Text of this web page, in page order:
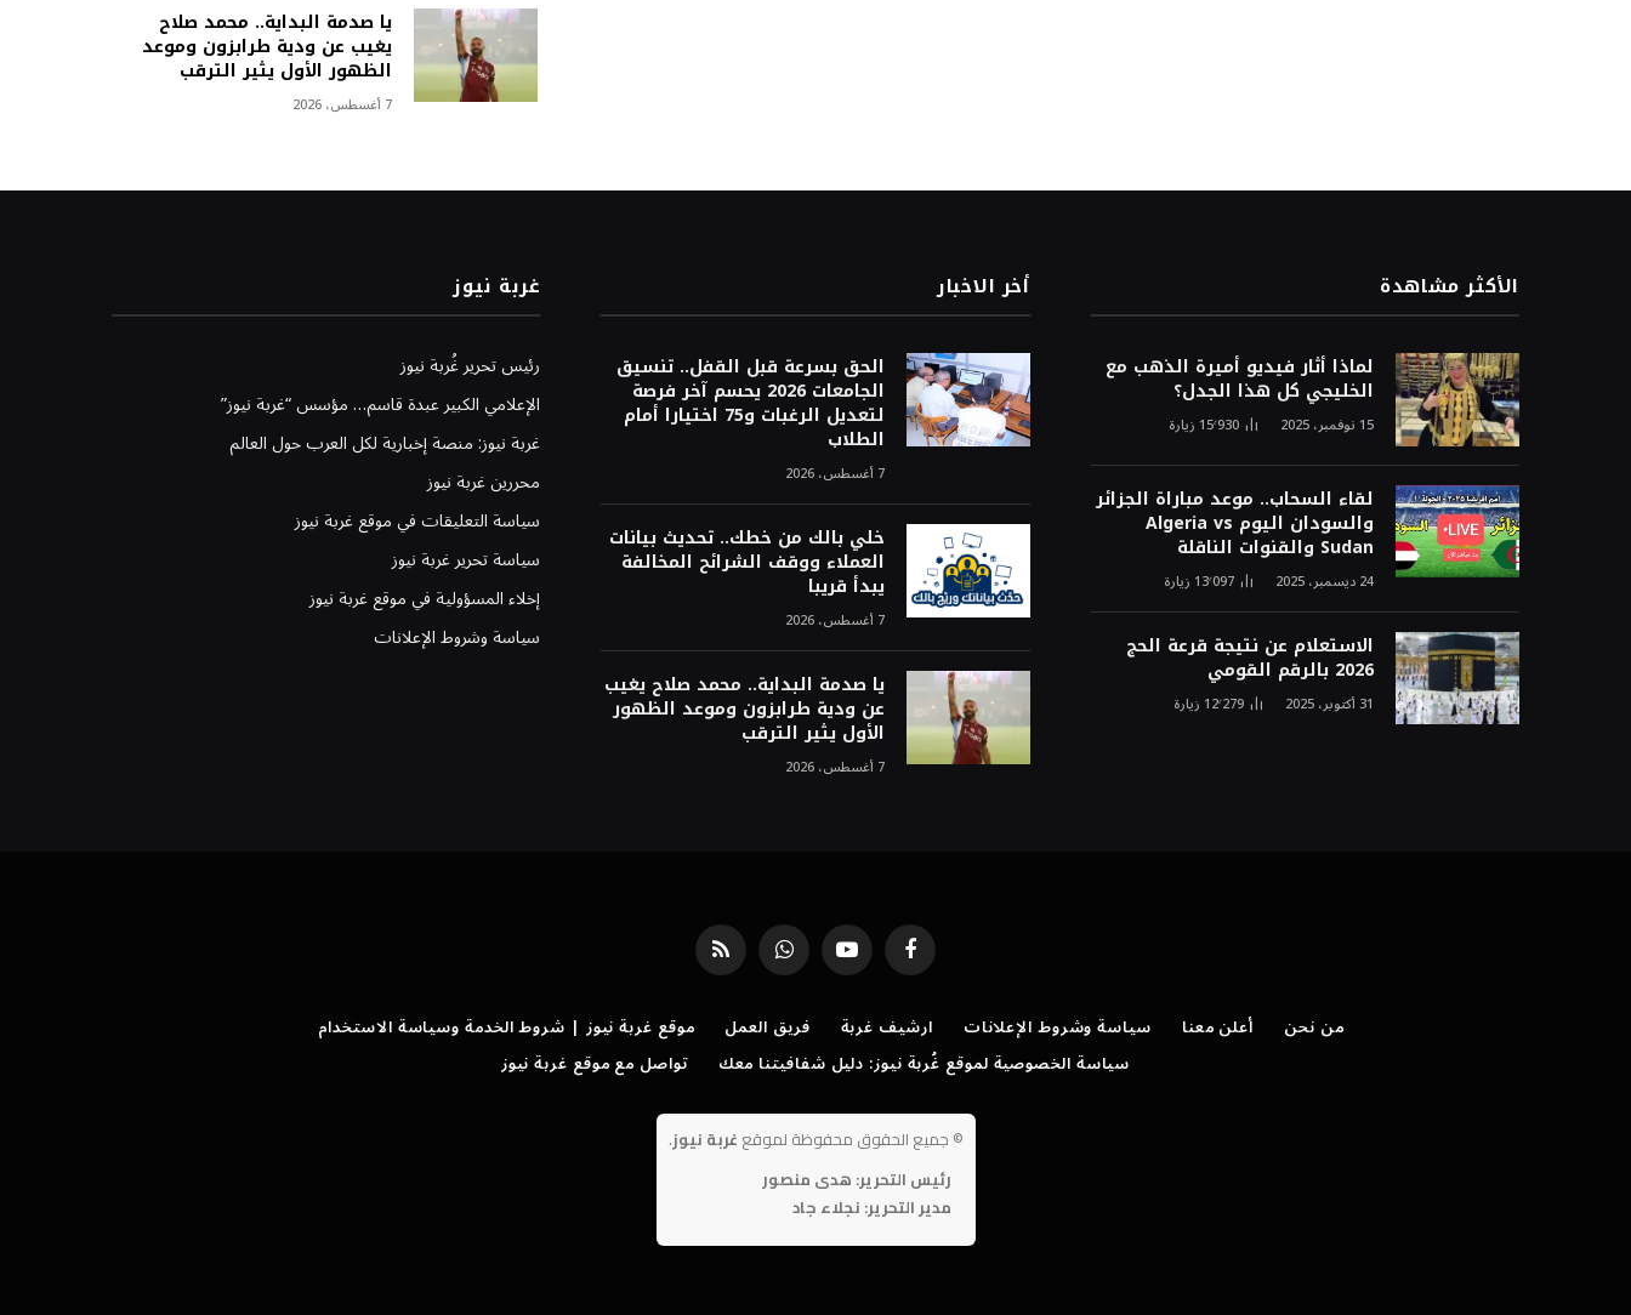
يا صدمة البداية.. محمد صلاح
يغيب عن ودية طرابزون وموعد
الظهور الأول يثير الترقب
7 أغسطس، 2026
الأكثر مشاهدة
لماذا أثار فيديو أميرة الذهب مع
الخليجي كل هذا الجدل؟
15 نوفمبر، 2025 15٬930 زيارة
لقاء السحاب.. موعد مباراة الجزائر
والسودان اليوم Algeria vs
Sudan والقنوات الناقلة
24 ديسمبر، 2025 13٬097 زيارة
الاستعلام عن نتيجة قرعة الحج
2026 بالرقم القومي
31 أكتوبر، 2025 12٬279 زيارة
أخر الاخبار
الحق بسرعة قبل القفل.. تنسيق
الجامعات 2026 يحسم آخر فرصة
لتعديل الرغبات و75 اختيارا أمام
الطلاب
7 أغسطس، 2026
خلي بالك من خطك.. تحديث بيانات
العملاء ووقف الشرائح المخالفة
يبدأ قريبا
7 أغسطس، 2026
يا صدمة البداية.. محمد صلاح يغيب
عن ودية طرابزون وموعد الظهور
الأول يثير الترقب
7 أغسطس، 2026
غربة نيوز
رئيس تحرير غُربة نيوز
الإعلامي الكبير عبدة قاسم… مؤسس “غربة نيوز”
غربة نيوز: منصة إخبارية لكل العرب حول العالم
محررين غربة نيوز
سياسة التعليقات في موقع غربة نيوز
سياسة تحرير غربة نيوز
إخلاء المسؤولية في موقع غربة نيوز
سياسة وشروط الإعلانات
فيسبوك يوتيوب واتساب RSS
من نحن أعلن معنا سياسة وشروط الإعلانات ارشيف غربة فريق العمل
موقع غربة نيوز | شروط الخدمة وسياسة الاستخدام
سياسة الخصوصية لموقع غُربة نيوز: دليل شفافيتنا معك
تواصل مع موقع غربة نيوز
© جميع الحقوق محفوظة لموقع غربة نيوز.
رئيس التحرير: هدى منصور
مدير التحرير: نجلاء جاد